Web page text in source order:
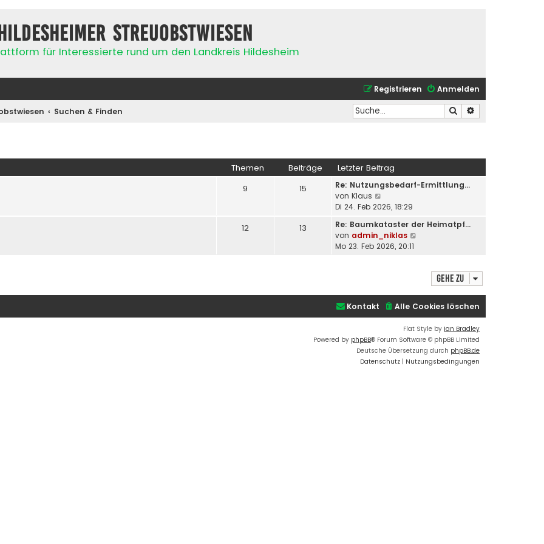
Streuobstwiesen
für Interessierte rund um den Landkreis Hildesheim
Anmelden
Registrieren
Suchen & Finden Suche
Themen Beiträge Letzter Beitrag
9 15
Re: Nutzungsbedarf-Ermittlung…
von Klaus
e
e
s
t
e
t
a
g
Di 24. Feb 2026, 18:29
12 13
Re: Baumkataster der Heimatpf…
von admin_niklas
r
e
i
t
r
Mo 23. Feb 2026, 20:11
Gehe zu
Alle Cookies löschen
Kontakt
Flat Style by Ian Bradley
Powered by phpBB® Forum Software © phpBB Limited
Deutsche Übersetzung durch phpBB.de
Datenschutz | Nutzungsbedingungen